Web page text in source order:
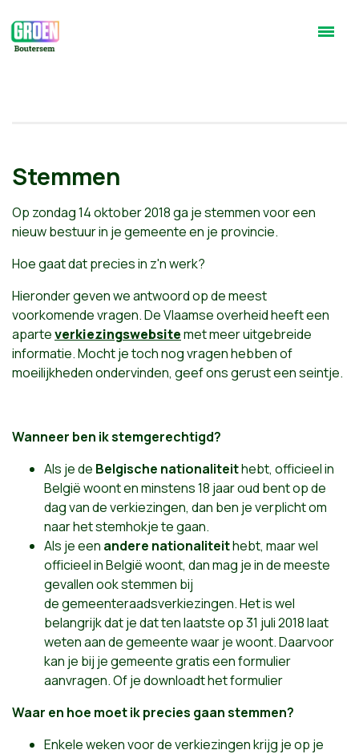
Stemmen
Op zondag 14 oktober 2018 ga je stemmen voor een
nieuw bestuur in je gemeente en je provincie.
Hoe gaat dat precies in z'n werk?
Hieronder geven we antwoord op de meest
voorkomende vragen. De Vlaamse overheid heeft een
aparteverkiezingswebsitemet meer uitgebreide
informatie. Mocht je toch nog vragen hebben of
moeilijkheden ondervinden, geef ons gerust een seintje.
Wanneer ben ik stemgerechtigd?
Als je de Belgische nationaliteithebt, officieel in
België woont en minstens 18 jaar oud bent op de
dag van de verkiezingen, dan ben je verplicht om
naar het stemhokje te gaan.
Als je een andere nationaliteithebt, maar wel
officieel in België woont, dan mag je in demeeste
gevallenook stemmen bij
degemeenteraadsverkiezingen. Het is wel
belangrijk dat je dat ten laatste op 31 juli 2018 laat
weten aan de gemeente waar je woont. Daarvoor
kan je bij je gemeente gratis een formulier
aanvragen. Of jedownloadt het formulier
Waar en hoe moet ik precies gaan stemmen?
Enkele weken voor de verkiezingen krijg je op je